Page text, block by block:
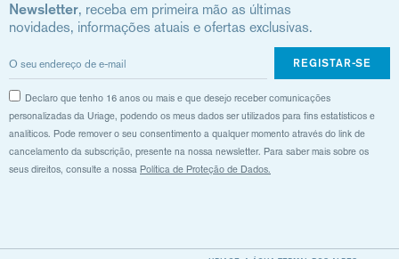
Newsletter, receba em primeira mão as últimas
novidades, informações atuais e ofertas exclusivas.
REGISTAR-SE
Declaro que tenho 16 anos ou mais e que desejo receber comunicações
personalizadas da Uriage, podendo os meus dados ser utilizados para fins estatísticos e
analíticos. Pode remover o seu consentimento a qualquer momento através do link de
cancelamento da subscrição, presente na nossa newsletter. Para saber mais sobre os
seus direitos, consulte a nossa Política de Proteção de Dados.